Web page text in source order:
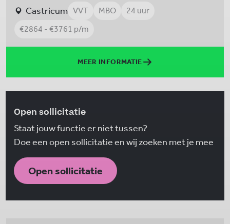
Castricum VVT MBO
24 uur
€2864 - €3761 p/m
MEER INFORMATIE
Open sollicitatie
Staat jouw functie er niet tussen?
Doe een open sollicitatie en wij zoeken met je mee
Open sollicitatie